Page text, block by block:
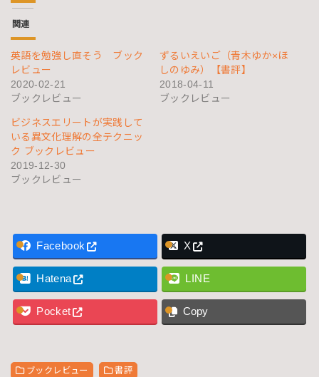
関連
英語を勉強し直そう ブック
レビュー
2020-02-21
ブックレビュー
ずるいえいご（青木ゆか×ほ
しのゆみ）【書評】
2018-04-11
ブックレビュー
ビジネスエリートが実践して
いる異文化理解の全テクニッ
ク ブックレビュー
2019-12-30
ブックレビュー
Facebook X
Hatena LINE
Pocket Copy
ブックレビュー 書評